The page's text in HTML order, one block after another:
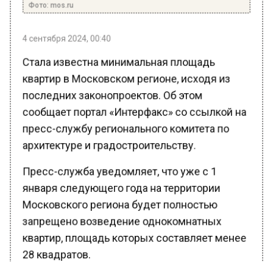
квартир в Московском регионе, исходя из
последних законопроектов. Об этом
сообщает портал «Интерфакс» со ссылкой на
пресс-службу регионального комитета по
архитектуре и градостроительству.
Пресс-служба уведомляет, что уже с 1
Московского региона будет полностью
запрещено возведение однокомнатных
квартир, площадь которых составляет менее
28 квадратов.